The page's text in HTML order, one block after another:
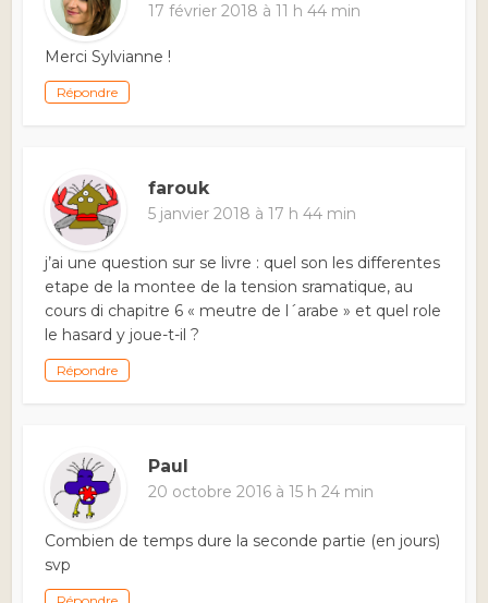
17 février 2018 à 11 h 44 min
Merci Sylvianne !
Répondre
farouk
5 janvier 2018 à 17 h 44 min
j’ai une question sur se livre : quel son les differentes
etape de la montee de la tension sramatique, au
cours di chapitre 6 « meutre de l´arabe » et quel role
le hasard y joue-t-il ?
Répondre
Paul
20 octobre 2016 à 15 h 24 min
Combien de temps dure la seconde partie (en jours)
svp